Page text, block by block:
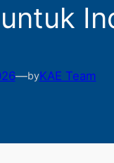
—byKAE Team